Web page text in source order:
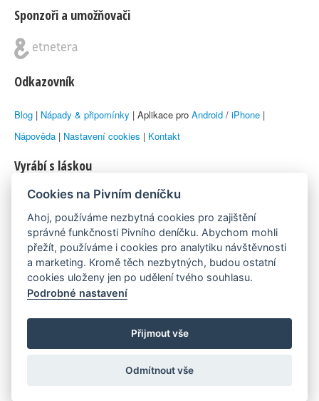
Sponzoři a umožňovači
Odkazovník
Blog | Nápady & připomínky | Aplikace pro Android / iPhone |
Nápověda | Nastavení cookies | Kontakt
Vyrábí s láskou
© 2010–2026 byLukáš Zemanaka Emka
Máme rádi
Pivní.info
Poznámka pod čarou
Pivní deníček je nezávislý zdroj, který není spjat s žádným
konkrétním pivovarem ani restaurací. Názory uživatelů nemusí nutně
reprezentovat názory tvůrců Deníčku.
Cookies na Pivním deníčku
Ahoj, používáme nezbytná cookies pro zajištění
správné funkčnosti Pivního deníčku. Abychom mohli
přežít, používáme i cookies pro analytiku návštěvnosti
a marketing. Kromě těch nezbytných, budou ostatní
cookies uloženy jen po udělení tvého souhlasu.
Podrobné nastavení
Přijmout vše
Odmítnout vše